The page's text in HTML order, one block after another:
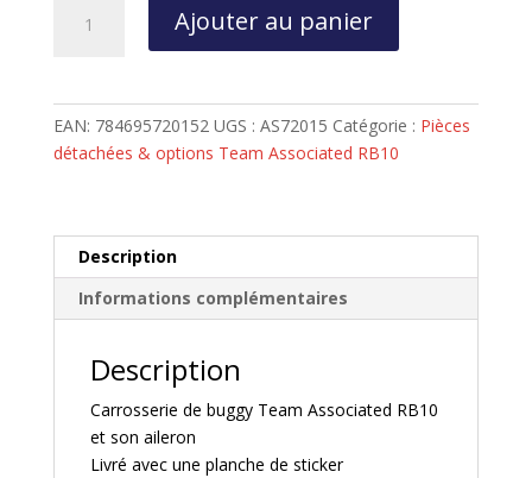
Associated
72015
Ajouter au panier
EAN: 784695720152 UGS : AS72015 Catégorie : Pièces
détachées & options Team Associated RB10
Description
Informations complémentaires
Description
Carrosserie de buggy Team Associated RB10
et son aileron
Livré avec une planche de sticker